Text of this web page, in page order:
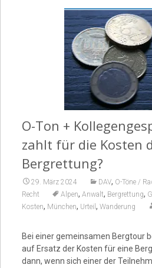
Nachrichten, Texte,
O-Ton +
zahlt für die Kosten
Bergrettung?
29. März 2024 DAV, O-Töne /
Recht Alpen, Anwalt, Bergrettung,
Kosten, München, Urteil , Wanderung
Bei einer gemeinsamen Bergtour
auf Ersatz der Kosten für eine
dann, wenn sich einer der